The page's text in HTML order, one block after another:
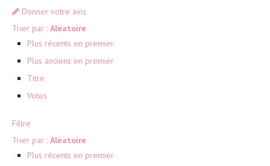
Donner votre avis
Trier par : Aléatoire
Plus récents en premier
Plus anciens en premier
Titre
Votes
Filtre
Trier par : Aléatoire
Plus récents en premier